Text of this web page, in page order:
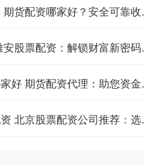
哪家好？安全可靠收益高，优选平台推荐！
配资：解锁财富新密码，助力投资之路
货配资代理：助您资金倍增，稳健获利
配资公司推荐：选择靠谱平台，助您投资无忧